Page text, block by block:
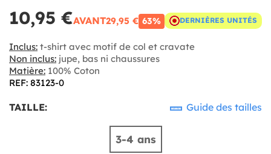
10,95 €AVANT29,95 € 63% DERNIÈRES UNITÉS
Inclus: t-shirt avec motif de col et cravate
Non inclus: jupe, bas ni chaussures
Matière: 100% Coton
REF: 83123-0
TAILLE: Guide des tailles
3-4 ans